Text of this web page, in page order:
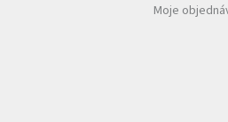
Moje